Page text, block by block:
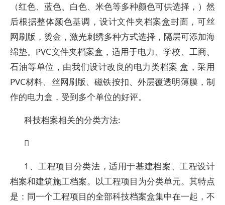
（红色、蓝色、白色、米色等多种颜色可供选择，）然
后根据整体颜色基调，设计文件夹档案盒封面，可丝
网刷版，烫金，激光刺绣多种方式选择，隔层可添加海
绵垫。PVC文件夹档案盒，适用于电力、学校、工商、
石油等单位，由我们设计改良的电力类档案 盒，采用
PVC材料、丝网刷版、磁铁按扣、外层覆透明薄膜，制
作的电力盒，受到多个单位的好评。
科技档案相关的分类方法:

1、工程项目分类法，适用于基建档案、工程设计
档案和建筑施工档案。以工程项目为分类单元。其特点
是：同一个工程项目的全部科技档案盒集中在一起，不